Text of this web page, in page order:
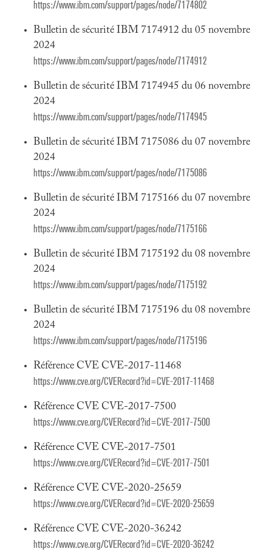
https://www.ibm.com/support/pages/node/7174802
Bulletin de sécurité IBM 7174912 du 05 novembre
2024
https://www.ibm.com/support/pages/node/7174912
Bulletin de sécurité IBM 7174945 du 06 novembre
2024
https://www.ibm.com/support/pages/node/7174945
Bulletin de sécurité IBM 7175086 du 07 novembre
2024
https://www.ibm.com/support/pages/node/7175086
Bulletin de sécurité IBM 7175166 du 07 novembre
2024
https://www.ibm.com/support/pages/node/7175166
Bulletin de sécurité IBM 7175192 du 08 novembre
2024
https://www.ibm.com/support/pages/node/7175192
Bulletin de sécurité IBM 7175196 du 08 novembre
2024
https://www.ibm.com/support/pages/node/7175196
Référence CVE CVE-2017-11468
https://www.cve.org/CVERecord?id=CVE-2017-11468
Référence CVE CVE-2017-7500
https://www.cve.org/CVERecord?id=CVE-2017-7500
Référence CVE CVE-2017-7501
https://www.cve.org/CVERecord?id=CVE-2017-7501
Référence CVE CVE-2020-25659
https://www.cve.org/CVERecord?id=CVE-2020-25659
Référence CVE CVE-2020-36242
https://www.cve.org/CVERecord?id=CVE-2020-36242